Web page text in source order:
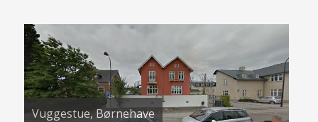
Vuggestue, Børnehave